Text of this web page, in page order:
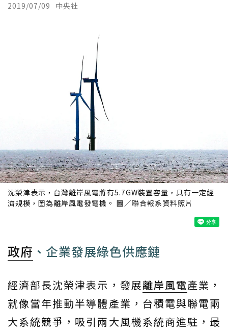
2019/07/09 中央社
沈榮津表示，台灣離岸風電將有5.7GW裝置容量，具有一定經
濟規模，圖為離岸風電發電機。 圖／聯合報系資料照片
政府 、企業發展綠色供應鏈
經濟部長沈榮津表示，發展離岸風電產業，
就像當年推動半導體產業，台積電與聯電兩
大系統競爭，吸引兩大風機系統商進駐，最